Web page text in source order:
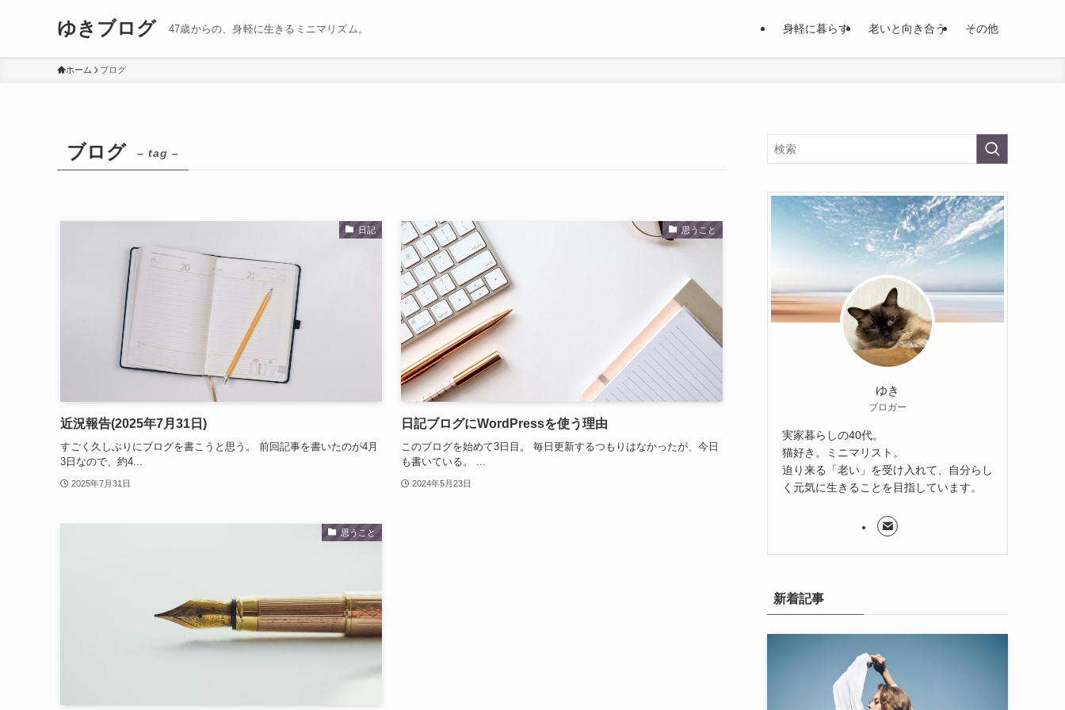
ゆきブログ 47歳からの、身軽に生きるミニマリズム。 身軽に暮らす 老いと向き合う その他
ホーム ブログ
ブログ – tag –
日記
近況報告(2025年7月31日)
すごく久しぶりにブログを書こうと思う。 前回記事を書いたのが4月
3日なので、約4...
2025年7月31日
思うこと
日記ブログにWordPressを使う理由
このブログを始めて3日目。 毎日更新するつもりはなかったが、今日
も書いている。 ...
2024年5月23日
思うこと
ゆき
ブロガー
実家暮らしの40代。
猫好き。ミニマリスト。
迫り来る「老い」を受け入れて、自分らし
く元気に生きることを目指しています。
新着記事